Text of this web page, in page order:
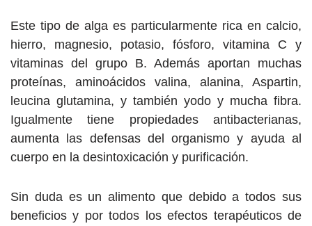
Este tipo de alga es particularmente rica en calcio,
hierro, magnesio, potasio, fósforo, vitamina C y
vitaminas del grupo B. Además aportan muchas
proteínas, aminoácidos valina, alanina, Aspartin,
leucina glutamina, y también yodo y mucha fibra.
Igualmente tiene propiedades antibacterianas,
aumenta las defensas del organismo y ayuda al
cuerpo en la desintoxicación y purificación.
Sin duda es un alimento que debido a todos sus
beneficios y por todos los efectos terapéuticos de